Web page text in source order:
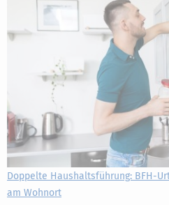
Doppelte Haushaltsführung: BFH-
am Wohnort